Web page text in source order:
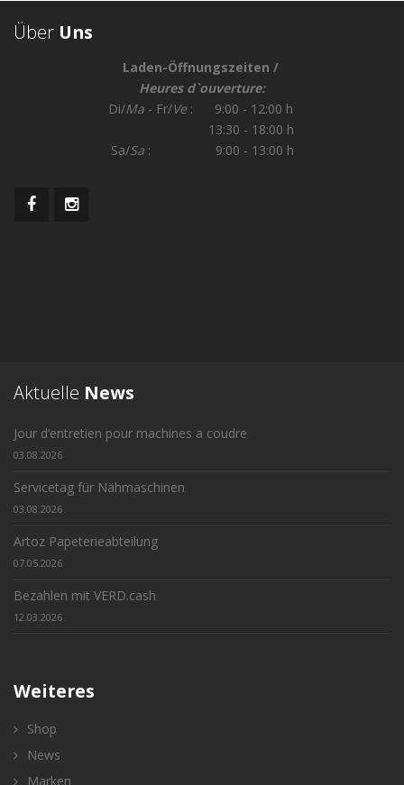
Über Uns
Laden-Öffnungszeiten /
Heures d`ouverture:
Di/Ma- Fr/Ve : 9:00 - 12:00 h
13:30 - 18:00 h
Sa/Sa : 9:00 - 13:00 h
Aktuelle News
Jour d‘entretien pour machines a coudre
03.08.2026
Servicetag für Nähmaschinen
03.08.2026
Artoz Papeterieabteilung
07.05.2026
Bezahlen mit VERD.cash
12.03.2026
Weiteres
Shop
News
Marken